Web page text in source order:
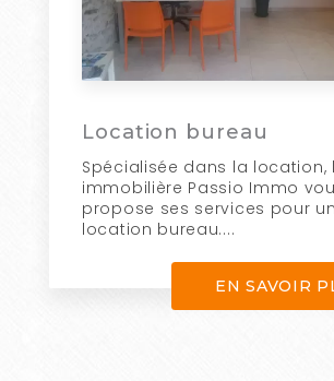
Location bureau
Spécialisée dans la location,
immobilière Passio Immo
propose ses services pour
location bureau....
EN SAVOIR